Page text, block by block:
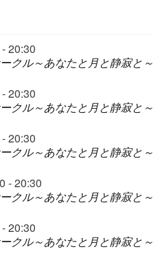
20:30
クル～あなたと月と静寂と～
20:30
クル～あなたと月と静寂と～
20:30
クル～あなたと月と静寂と～
- 20:30
クル～あなたと月と静寂と～
20:30
クル～あなたと月と静寂と～